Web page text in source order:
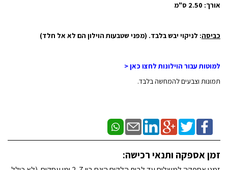
אורך: 2.50 ס"מ
כביסה: לניקוי יבש בלבד. (מפני שטבעות הוילון הם לא אל חלד)
למוטות עבור הוילונות לחצו כאן <
תמונות וצבעים להמחשה בלבד.
זמן אספקה ותנאי רכישה: